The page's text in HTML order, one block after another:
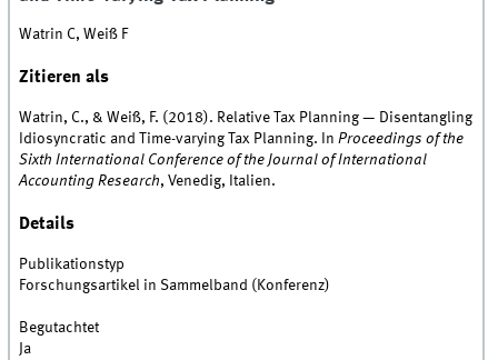
Watrin C, Weiß F
Zitieren als
Watrin, C., & Weiß, F. (2018). Relative Tax Planning — Disentangling
Idiosyncratic and Time-varying Tax Planning. InProceedings of the
Sixth International Conference of the Journal of International
Accounting Research, Venedig, Italien.
Details
Publikationstyp
Forschungsartikel in Sammelband (Konferenz)
Begutachtet
Ja